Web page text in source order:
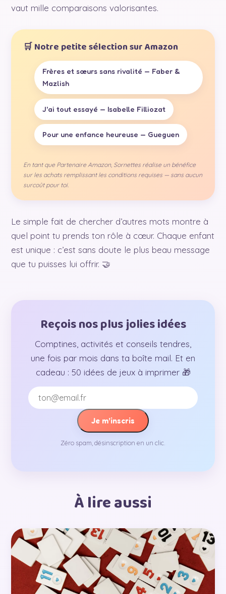
vaut mille comparaisons valorisantes.
🛒 Notre petite sélection sur Amazon
Frères et sœurs sans rivalité — Faber &
Mazlish
J'ai tout essayé — Isabelle Filliozat
Pour une enfance heureuse — Gueguen
En tant que Partenaire Amazon, Sornettes réalise un bénéfice
sur les achats remplissant les conditions requises — sans aucun
surcoût pour toi.
Le simple fait de chercher d’autres mots montre à
quel point tu prends ton rôle à cœur. Chaque enfant
est unique : c’est sans doute le plus beau message
que tu puisses lui offrir. 🤝
Reçois nos plus jolies idées
Comptines, activités et conseils tendres,
une fois par mois dans ta boîte mail. Et en
cadeau : 50 idées de jeux à imprimer 🎁
Je m’inscris
Zéro spam, désinscription en un clic.
À lire aussi